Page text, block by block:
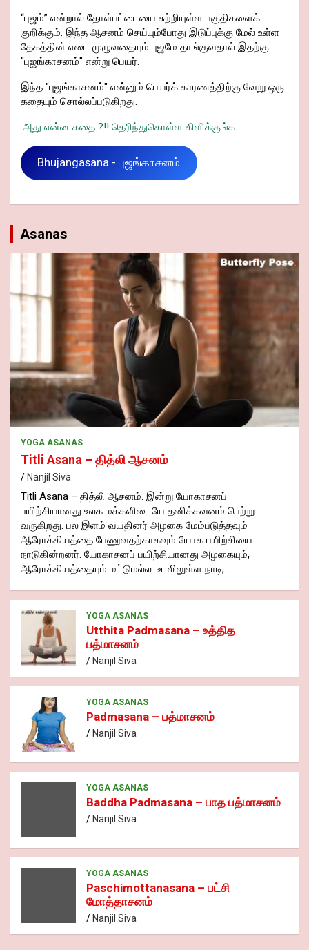
“புஜம்” என்றால் தோள்பட்டையை சுற்றியுள்ள பகுதிகளைக்
குறிக்கும். இந்த ஆசனம் செய்யும்போது இடுப்புக்கு மேல் உள்ள
தேகத்தின் எடை முழுவதையும் புஜமே தாங்குவதால் இதற்கு
"புஜங்காசனம்" என்று பெயர்.
இந்த "புஜங்காசனம்" என்னும் பெயர்க் காரணத்திற்கு வேறு ஒரு
கதையும் சொல்லப்படுகிறது.
அது என்ன கதை ?!! தெரிந்துகொள்ள கிளிக்குங்க...
Bhujangasana - புஜங்காசனம்
Asanas
YOGA ASANAS
Titli Asana – தித்லி ஆசனம்
Nanjil Siva
Titli Asana – தித்லி ஆசனம். இன்று யோகாசனப்
பயிற்சியானது உலக மக்களிடையே தனிக்கவனம் பெற்று
வருகிறது. பல இளம் வயதினர் அழகை மேம்படுத்தவும்
ஆரோக்கியத்தை பேணுவதற்காகவும் யோக பயிற்சியை
நாடுகின்றனர். யோகாசனப் பயிற்சியானது அழகையும்,
ஆரோக்கியத்தையும் மட்டுமல்ல. உடலிலுள்ள நாடி,…
YOGA ASANAS
Utthita Padmasana – உத்தித
பத்மாசனம்
Nanjil Siva
YOGA ASANAS
Padmasana – பத்மாசனம்
Nanjil Siva
YOGA ASANAS
Baddha Padmasana – பாத பத்மாசனம்
Nanjil Siva
YOGA ASANAS
Paschimottanasana – பட்சி
மோத்தாசனம்
Nanjil Siva